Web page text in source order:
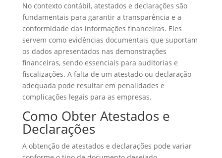
No contexto contábil, atestados e declarações são
fundamentais para garantir a transparência e a
conformidade das informações financeiras. Eles
servem como evidências documentais que suportam
os dados apresentados nas demonstrações
financeiras, sendo essenciais para auditorias e
fiscalizações. A falta de um atestado ou declaração
adequada pode resultar em penalidades e
complicações legais para as empresas.
Como Obter Atestados e
Declarações
A obtenção de atestados e declarações pode variar